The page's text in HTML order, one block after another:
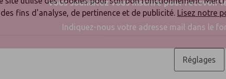
Vous souhaitez vous inscrire pour recevoir
Indiquez-nous votre adresse mail dans le
fins d'analyse, de pertinence et de publicité. Lisez notre
Réglages